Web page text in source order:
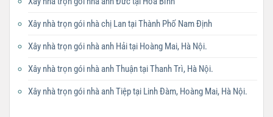
Xây nhà trọn gói nhà chị Lan tại Thành Phố Nam Định
Xây nhà trọn gói nhà anh Hải tại Hoàng Mai, Hà Nội.
Xây nhà trọn gói nhà anh Thuận tại Thanh Trì, Hà Nội.
Xây nhà trọn gói nhà anh Tiệp tại Linh Đàm, Hoàng Mai, Hà Nội.